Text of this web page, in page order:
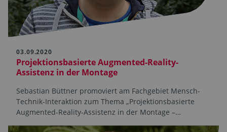
03.09.2020
Projektionsbasierte Augmented-Reality-
Assistenz in der Montage
Sebastian Büttner promoviert am Fachgebiet Mensch-
Technik-Interaktion zum Thema „Projektionsbasierte
Augmented-Reality-Assistenz in der Montage –…